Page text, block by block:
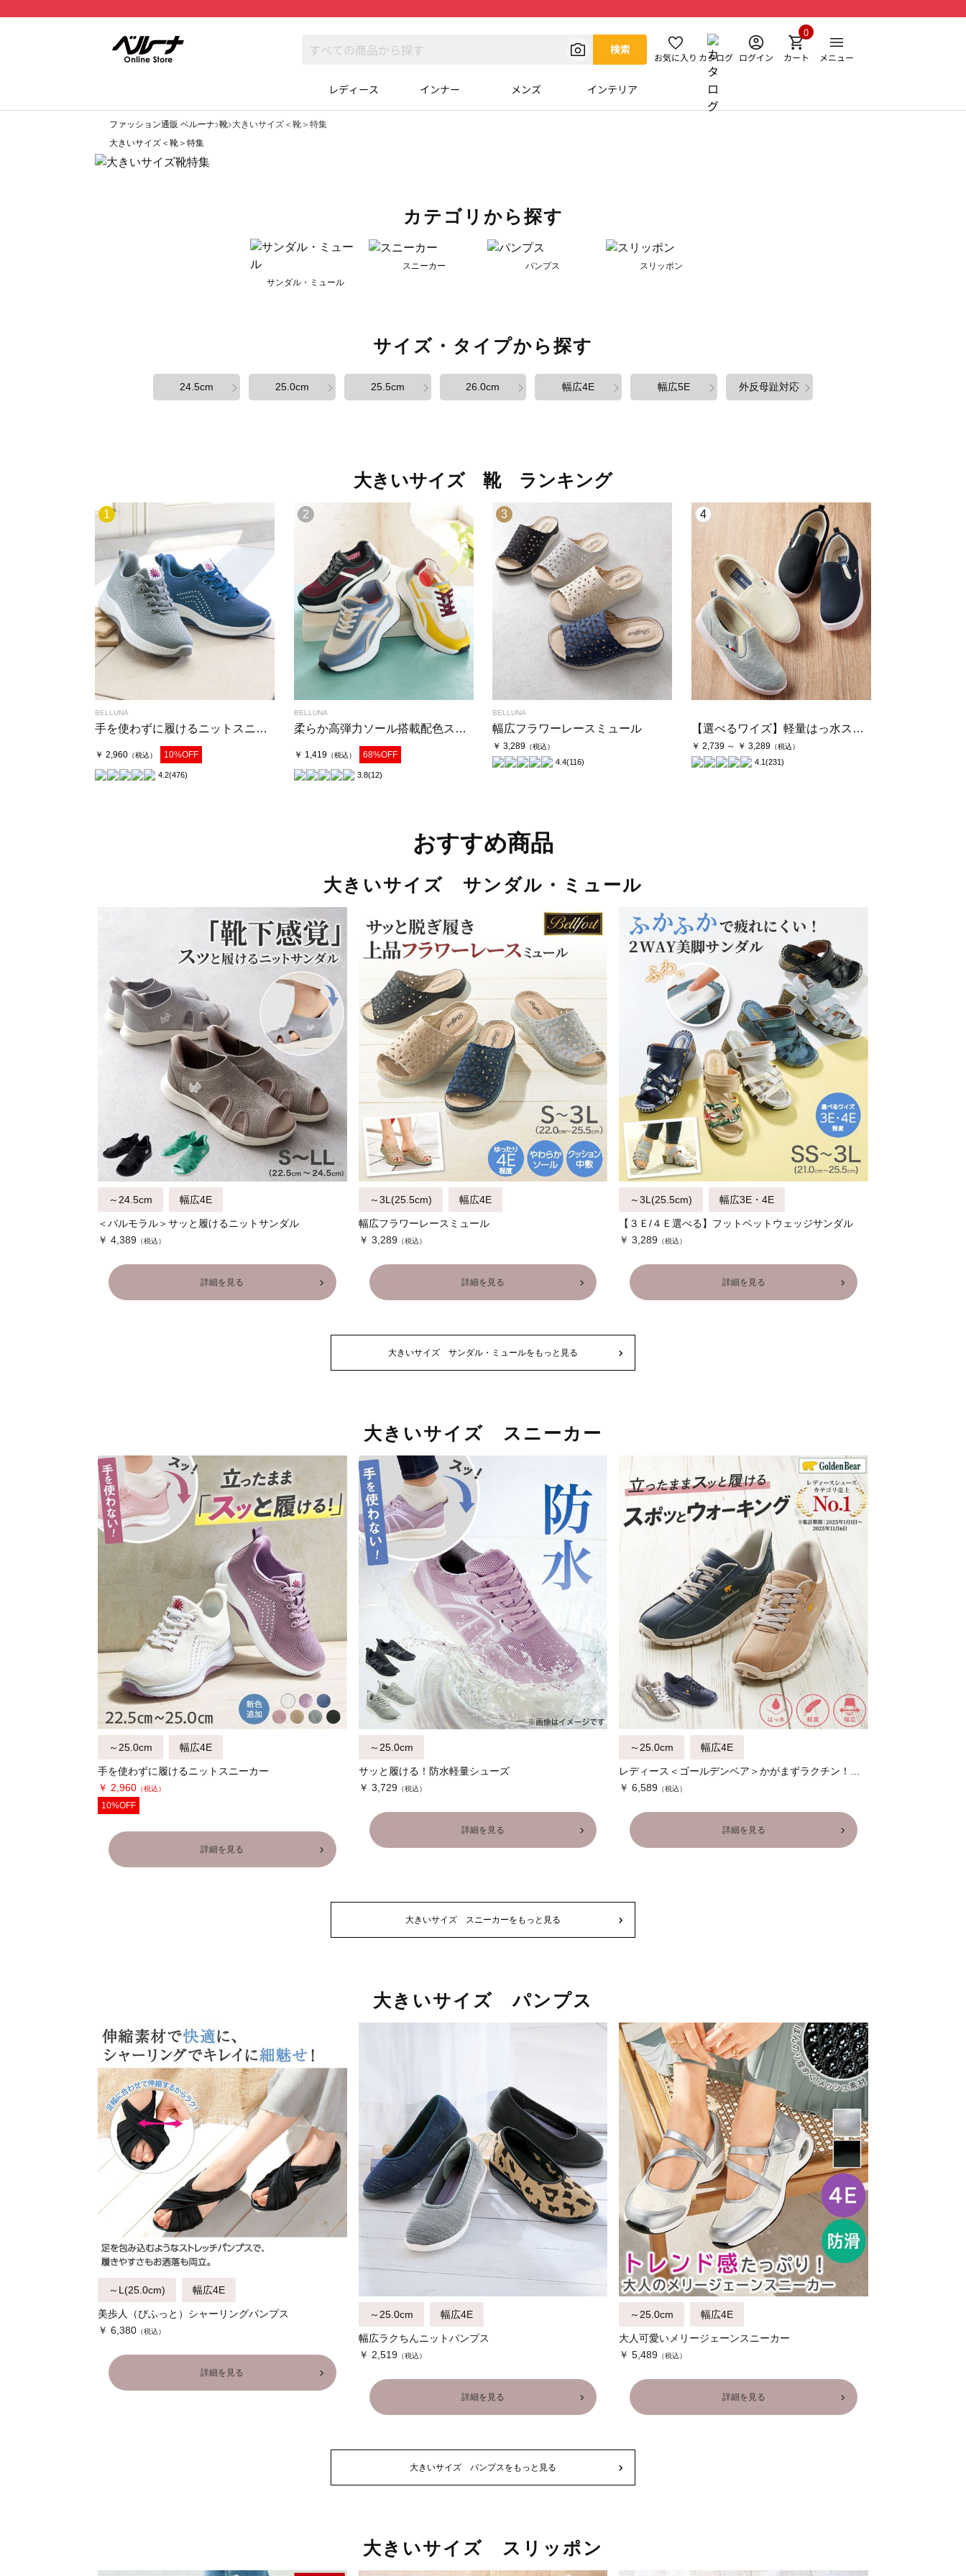
検索
お気に入り カタログ ログイン カート
0
メニュー
レディース インナー メンズ インテリア
ファッション通販 ベルーナ 靴 大きいサイズ＜靴＞特集
大きいサイズ＜靴＞特集
カテゴリから探す
サンダル・ミュール
スニーカー パンプス スリッポン
サイズ・タイプから探す
24.5cm 25.0cm 25.5cm 26.0cm 幅広4E 幅広5E 外反母趾対応
大きいサイズ 靴 ランキング
1
BELLUNA
手を使わずに履けるニットスニーカー
￥ 2,960 （税込） 10%OFF
4.2(476)
2
BELLUNA
柔らか高弾力ソール搭載配色スニーカー
￥ 1,419（税込） 68%OFF
3.8(12)
3
BELLUNA
幅広フラワーレースミュール
￥ 3,289 （税込）
4.4(116)
4
【選べるワイズ】軽量はっ水スリッポンスニーカー＜Ｒｅｄ Ｐｉｎｅ（レッド パイン）＞
￥ 2,739 ～ ￥ 3,289（税込）
4.1(231)
おすすめ商品
大きいサイズ サンダル・ミュール
～24.5cm 幅広4E
＜バルモラル＞サッと履けるニットサンダル
￥ 4,389
詳細を見る
～3L(25.5cm) 幅広4E
幅広フラワーレースミュール
￥ 3,289
詳細を見る
～3L(25.5cm) 幅広3E・4E
【３Ｅ/４Ｅ選べる】フットベットウェッジサンダル
￥ 3,289
詳細を見る
大きいサイズ サンダル・ミュールをもっと見る
大きいサイズ スニーカー
～25.0cm 幅広4E
手を使わずに履けるニットスニーカー
￥ 2,960
10%OFF
詳細を見る
～25.0cm
サッと履ける！防水軽量シューズ
￥ 3,729
詳細を見る
～25.0cm 幅広4E
￥ 6,589
詳細を見る
大きいサイズ スニーカーをもっと見る
大きいサイズ パンプス
～L(25.0cm) 幅広4E
美歩人（びふっと）シャーリングパンプス
￥ 6,380
詳細を見る
～25.0cm 幅広4E
幅広ラクちんニットパンプス
￥ 2,519
詳細を見る
～25.0cm 幅広4E
大人可愛いメリージェーンスニーカー
￥ 5,489
詳細を見る
大きいサイズ パンプスをもっと見る
大きいサイズ スリッポン